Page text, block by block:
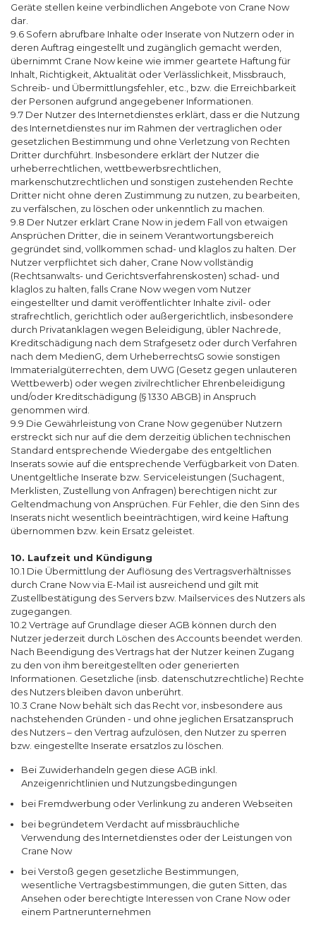
Geräte stellen keine verbindlichen Angebote von Crane Now
dar.
9.6 Sofern abrufbare Inhalte oder Inserate von Nutzern oder in
deren Auftrag eingestellt und zugänglich gemacht werden,
übernimmt Crane Now keine wie immer geartete Haftung für
Inhalt, Richtigkeit, Aktualität oder Verlässlichkeit, Missbrauch,
Schreib- und Übermittlungsfehler, etc., bzw. die Erreichbarkeit
der Personen aufgrund angegebener Informationen.
9.7 Der Nutzer des Internetdienstes erklärt, dass er die Nutzung
des Internetdienstes nur im Rahmen der vertraglichen oder
gesetzlichen Bestimmung und ohne Verletzung von Rechten
Dritter durchführt. Insbesondere erklärt der Nutzer die
urheberrechtlichen, wettbewerbsrechtlichen,
markenschutzrechtlichen und sonstigen zustehenden Rechte
Dritter nicht ohne deren Zustimmung zu nutzen, zu bearbeiten,
zu verfälschen, zu löschen oder unkenntlich zu machen.
9.8 Der Nutzer erklärt Crane Now in jedem Fall von etwaigen
Ansprüchen Dritter, die in seinem Verantwortungsbereich
gegründet sind, vollkommen schad- und klaglos zu halten. Der
Nutzer verpflichtet sich daher, Crane Now vollständig
(Rechtsanwalts- und Gerichtsverfahrenskosten) schad- und
klaglos zu halten, falls Crane Now wegen vom Nutzer
eingestellter und damit veröffentlichter Inhalte zivil- oder
strafrechtlich, gerichtlich oder außergerichtlich, insbesondere
durch Privatanklagen wegen Beleidigung, übler Nachrede,
Kreditschädigung nach dem Strafgesetz oder durch Verfahren
nach dem MedienG, dem UrheberrechtsG sowie sonstigen
Immaterialgüterrechten, dem UWG (Gesetz gegen unlauteren
Wettbewerb) oder wegen zivilrechtlicher Ehrenbeleidigung
und/oder Kreditschädigung (§ 1330 ABGB) in Anspruch
genommen wird.
9.9 Die Gewährleistung von Crane Now gegenüber Nutzern
erstreckt sich nur auf die dem derzeitig üblichen technischen
Standard entsprechende Wiedergabe des entgeltlichen
Inserats sowie auf die entsprechende Verfügbarkeit von Daten.
Unentgeltliche Inserate bzw. Serviceleistungen (Suchagent,
Merklisten, Zustellung von Anfragen) berechtigen nicht zur
Geltendmachung von Ansprüchen. Für Fehler, die den Sinn des
Inserats nicht wesentlich beeinträchtigen, wird keine Haftung
übernommen bzw. kein Ersatz geleistet.
10. Laufzeit und Kündigung
10.1 Die Übermittlung der Auflösung des Vertragsverhältnisses
durch Crane Now via E-Mail ist ausreichend und gilt mit
Zustellbestätigung des Servers bzw. Mailservices des Nutzers als
zugegangen.
10.2 Verträge auf Grundlage dieser AGB können durch den
Nutzer jederzeit durch Löschen des Accounts beendet werden.
Nach Beendigung des Vertrags hat der Nutzer keinen Zugang
zu den von ihm bereitgestellten oder generierten
Informationen. Gesetzliche (insb. datenschutzrechtliche) Rechte
des Nutzers bleiben davon unberührt.
10.3 Crane Now behält sich das Recht vor, insbesondere aus
nachstehenden Gründen - und ohne jeglichen Ersatzanspruch
des Nutzers – den Vertrag aufzulösen, den Nutzer zu sperren
bzw. eingestellte Inserate ersatzlos zu löschen.
Bei Zuwiderhandeln gegen diese AGB inkl.
Anzeigenrichtlinien und Nutzungsbedingungen
bei Fremdwerbung oder Verlinkung zu anderen Webseiten
bei begründetem Verdacht auf missbräuchliche
Verwendung des Internetdienstes oder der Leistungen von
Crane Now
bei Verstoß gegen gesetzliche Bestimmungen,
wesentliche Vertragsbestimmungen, die guten Sitten, das
Ansehen oder berechtigte Interessen von Crane Now oder
einem Partnerunternehmen